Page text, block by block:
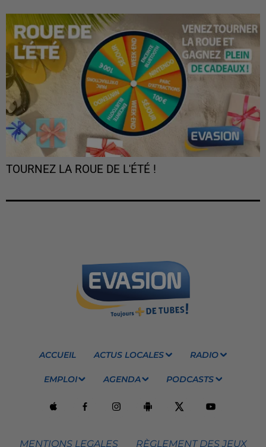
TOURNEZ LA ROUE DE L'ÉTÉ !
ACCUEIL ACTUS LOCALES RADIO
EMPLOI AGENDA PODCASTS
MENTIONS LEGALES RÈGLEMENT DES JEUX